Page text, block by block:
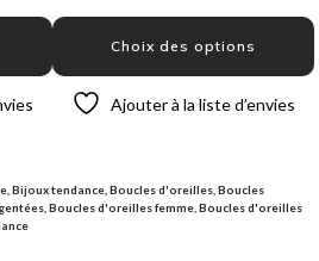
Choix des options
Ajouter à la liste d’envies
Bijoux tendance Boucles d'oreilles Boucles
Boucles d'oreilles femme Boucles d'oreilles